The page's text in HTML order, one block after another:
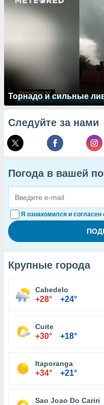
Торнадо и сильные
Следуйте за нами
Погода в вашей
Я ознакомился и
Крупные города
Cabedelo
+28° +24°
Cuite
+30° +18°
Itaporanga
+34° +21°
Sao Joao Do Cariri